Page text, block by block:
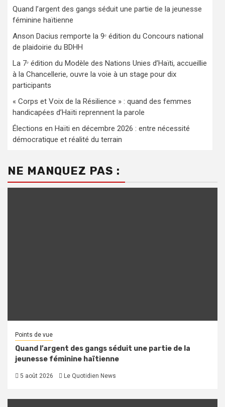
Quand l’argent des gangs séduit une partie de la jeunesse
féminine haïtienne
Anson Dacius remporte la 9ᵉ édition du Concours national
de plaidoirie du BDHH
La 7ᵉ édition du Modèle des Nations Unies d’Haïti, accueillie
à la Chancellerie, ouvre la voie à un stage pour dix
participants
« Corps et Voix de la Résilience » : quand des femmes
handicapées d’Haïti reprennent la parole
Élections en Haïti en décembre 2026 : entre nécessité
démocratique et réalité du terrain
NE MANQUEZ PAS :
Points de vue
Quand l’argent des gangs séduit une partie de la
jeunesse féminine haïtienne
5 août 2026 Le Quotidien News